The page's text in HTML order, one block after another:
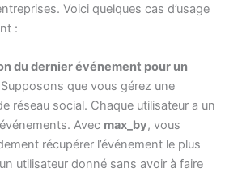
Voici quelques cas d’usage
:
du dernier événement pour un
Supposons que vous gérez une
réseau social. Chaque utilisateur a un
Avec max_by, vous
récupérer l’événement le plus
utilisateur donné sans avoir à faire